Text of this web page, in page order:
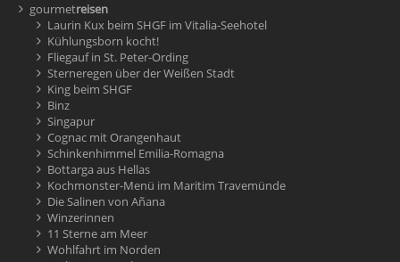
gourmetreisen
Laurin Kux beim SHGF im Vitalia-Seehotel
Kühlungsborn kocht!
Fliegauf in St. Peter-Ording
Sterneregen über der Weißen Stadt
King beim SHGF
Binz
Singapur
Cognac mit Orangenhaut
Schinkenhimmel Emilia-Romagna
Bottarga aus Hellas
Kochmonster-Menü im Maritim Travemünde
Die Salinen von Añana
Winzerinnen
11 Sterne am Meer
Wohlfahrt im Norden